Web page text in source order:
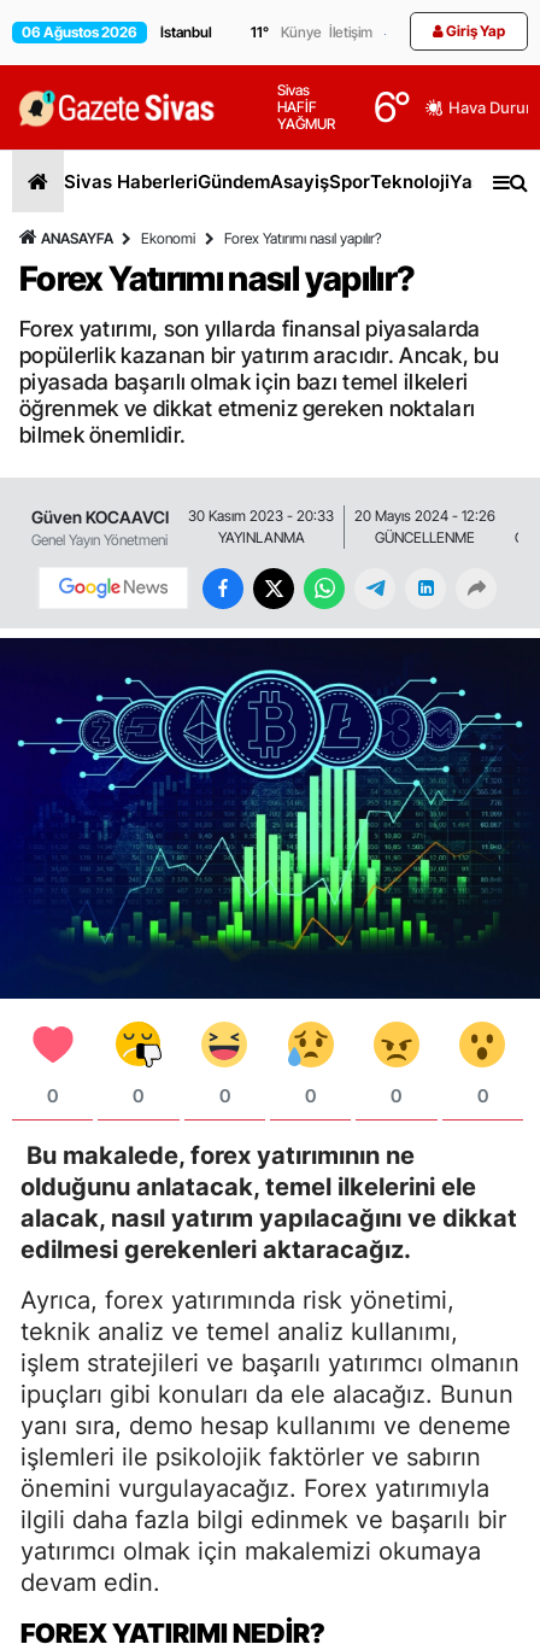
06 Ağustos 2026 11° Künye İletişim Giriş Yap
Sivas
HAFİF
YAĞMUR
6° Hava
Sivas HaberleriGündemAsayişSporTeknolojiYaşam
ANASAYFA Ekonomi Forex Yatırımı nasıl yapılır?
Forex Yatırımı nasıl yapılır?
Forex yatırımı, son yıllarda finansal piyasalarda
popülerlik kazanan bir yatırım aracıdır. Ancak, bu
piyasada başarılı olmak için bazı temel ilkeleri
öğrenmek ve dikkat etmeniz gereken noktaları
bilmek önemlidir.
Güven KOCAAVCI
Genel Yayın Yönetmeni
30 Kasım 2023 - 20:33
YAYINLANMA
20 Mayıs 2024 - 12:26
GÜNCELLENME
0 0 0 0 0 0
Bu makalede, forex yatırımının ne
olduğunu anlatacak, temel ilkelerini ele
alacak, nasıl yatırım yapılacağını ve dikkat
edilmesi gerekenleri aktaracağız.
Ayrıca, forex yatırımında risk yönetimi,
teknik analiz ve temel analiz kullanımı,
işlem stratejileri ve başarılı yatırımcı olmanın
ipuçları gibi konuları da ele alacağız. Bunun
yanı sıra, demo hesap kullanımı ve deneme
işlemleri ile psikolojik faktörler ve sabırın
önemini vurgulayacağız. Forex yatırımıyla
ilgili daha fazla bilgi edinmek ve başarılı bir
yatırımcı olmak için makalemizi okumaya
devam edin.
FOREX YATIRIMI NEDIR?